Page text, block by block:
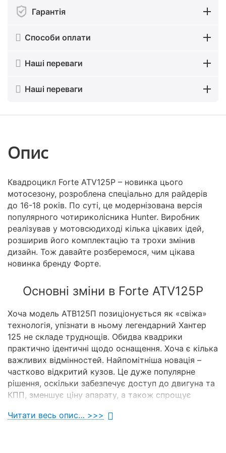
Гарантія
Способи оплати
Наші переваги
Наші переваги
Опис
Квадроцикл Forte ATV125P – новинка цього
мотосезону, розроблена спеціально для райдерів
до 16-18 років. По суті, це модернізована версія
популярного чотириколісника Hunter. Виробник
реалізував у мотовсюдиході кілька цікавих ідей,
розширив його комплектацію та трохи змінив
дизайн. Тож давайте розберемося, чим цікава
новинка бренду Форте.
Основні зміни в Forte ATV125P
Хоча модель АТВ125П позиціонується як «свіжа»
технологія, упізнати в ньому легендарний Хантер
125 не складе труднощів. Обидва квадрики
практично ідентичні щодо оснащення. Хоча є кілька
важливих відмінностей. Найпомітніша новація –
частково відкритий кузов. Це дуже популярне
рішення, оскільки забезпечує доступ до двигуна та
КПП, зменшує ціну апарату, а також спрощує
Читати весь опис… >>>